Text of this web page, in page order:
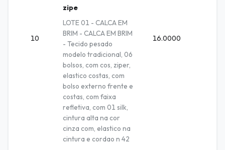
10
zipe
LOTE 01 - CALCA EM
BRIM - CALCA EM BRIM
- Tecido pesado
modelo tradicional, 06
bolsos, com cos, ziper,
elastico costas, com
bolso externo frente e
costas, com faixa
refletiva, com 01 silk,
cintura alta na cor
cinza com, elastico na
cintura e cordao n 42
16.0000